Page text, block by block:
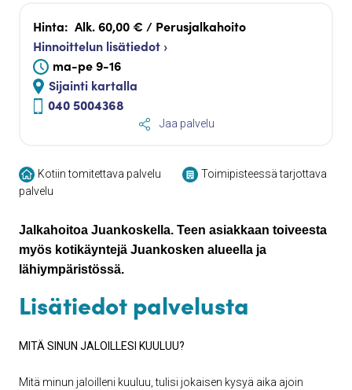
Hinta: Alk. 60,00 € / Perusjalkahoito
Hinnoittelun lisätiedot ›
ma-pe 9-16
Sijainti kartalla
040 5004368
Jaa palvelu
Kotiin tomitettava palvelu
Toimipisteessä tarjottava
palvelu
Jalkahoitoa Juankoskella. Teen asiakkaan toiveesta
myös kotikäyntejä Juankosken alueella ja
lähiympäristössä.
Lisätiedot palvelusta
MITÄ SINUN JALOILLESI KUULUU?
Mitä minun jaloilleni kuuluu, tulisi jokaisen kysyä aika ajoin